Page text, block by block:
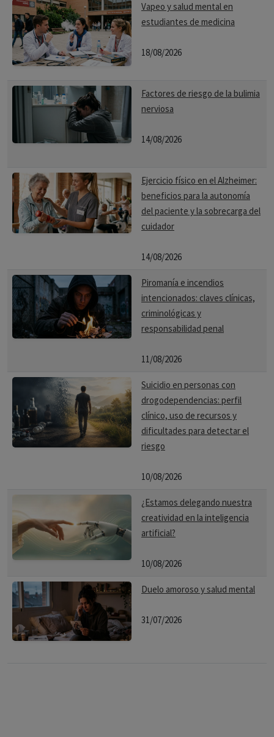
Vapeo y salud mental en
estudiantes de medicina
18/08/2026
Factores de riesgo de la bulimia
nerviosa
14/08/2026
Ejercicio físico en el Alzheimer:
beneficios para la autonomía
del paciente y la sobrecarga del
cuidador
14/08/2026
Piromanía e incendios
intencionados: claves clínicas,
criminológicas y
responsabilidad penal
11/08/2026
Suicidio en personas con
drogodependencias: perfil
clínico, uso de recursos y
dificultades para detectar el
riesgo
10/08/2026
¿Estamos delegando nuestra
creatividad en la inteligencia
artificial?
10/08/2026
Duelo amoroso y salud mental
31/07/2026